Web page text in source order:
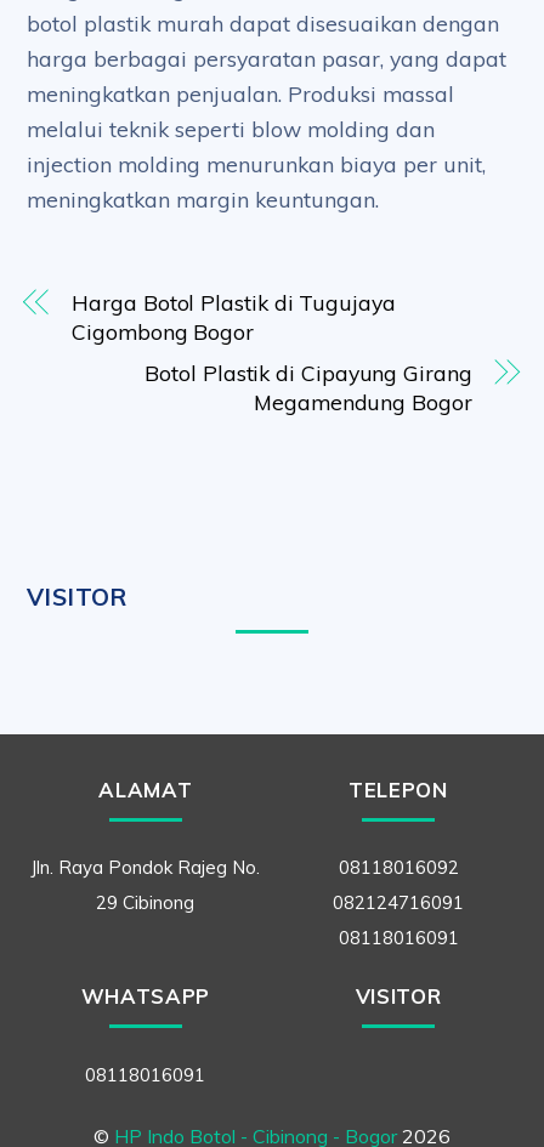
botol plastik murah dapat disesuaikan dengan
harga berbagai persyaratan pasar, yang dapat
meningkatkan penjualan. Produksi massal
melalui teknik seperti blow molding dan
injection molding menurunkan biaya per unit,
meningkatkan margin keuntungan.
Harga Botol Plastik di Tugujaya
Cigombong Bogor
Botol Plastik di Cipayung Girang
Megamendung Bogor
VISITOR
ALAMAT
Jln. Raya Pondok Rajeg No.
29 Cibinong
TELEPON
08118016092
082124716091
08118016091
WHATSAPP
08118016091
VISITOR
© HP Indo Botol - Cibinong - Bogor2026